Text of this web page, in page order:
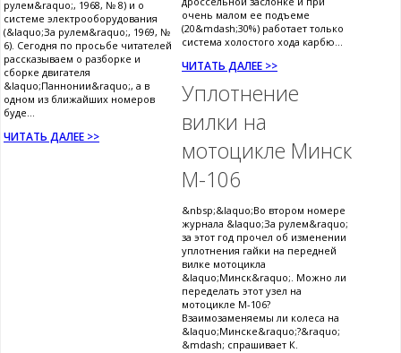
рулем&raquo;, 1968, № 8) и о
системе электрооборудования
(&laquo;За рулем&raquo;, 1969, №
6). Сегодня по просьбе читателей
рассказываем о разборке и
сборке двигателя
&laquo;Паннонии&raquo;, а в
одном из ближайших номеров
буде...
ЧИТАТЬ ДАЛЕЕ >>
очень малом ее подъеме
(20&mdash;30%) работает только
система холостого хода карбю...
ЧИТАТЬ ДАЛЕЕ >>
Уплотнение
вилки на
мотоцикле Минск
М-106
&nbsp;&laquo;Во втором номере
журнала &laquo;За рулем&raquo;
за этот год прочел об изменении
уплотнения гайки на передней
вилке мотоцикла
&laquo;Минск&raquo;. Можно ли
переделать этот узел на
мотоцикле М-106?
Взаимозаменяемы ли колеса на
&laquo;Минске&raquo;?&raquo;
&mdash; спрашивает К.